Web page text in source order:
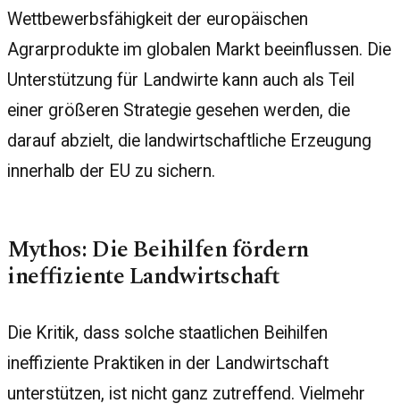
Wettbewerbsfähigkeit der europäischen
Agrarprodukte im globalen Markt beeinflussen. Die
Unterstützung für Landwirte kann auch als Teil
einer größeren Strategie gesehen werden, die
darauf abzielt, die landwirtschaftliche Erzeugung
innerhalb der EU zu sichern.
Mythos: Die Beihilfen fördern
ineffiziente Landwirtschaft
Die Kritik, dass solche staatlichen Beihilfen
ineffiziente Praktiken in der Landwirtschaft
unterstützen, ist nicht ganz zutreffend. Vielmehr